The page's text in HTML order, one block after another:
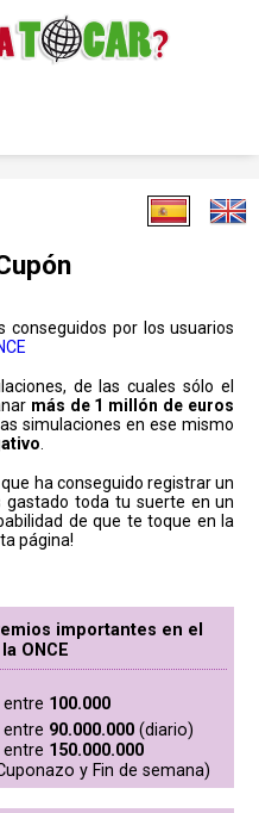
conseguidos por los usuarios
de las cuales sólo el
más de 1 millón de euros
simulaciones en ese mismo
ha conseguido registrar un
gastado toda tu suerte en un
de que te toque en la
página!
importantes en el
ONCE
entre 100.000
entre 90.000.000(diario)
entre 150.000.000
y Fin de semana)